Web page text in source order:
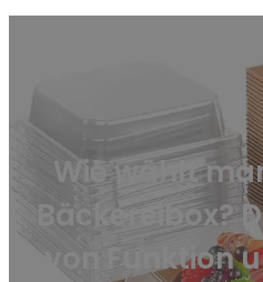
Wie wählt
Bäckereibox?
von Funktion